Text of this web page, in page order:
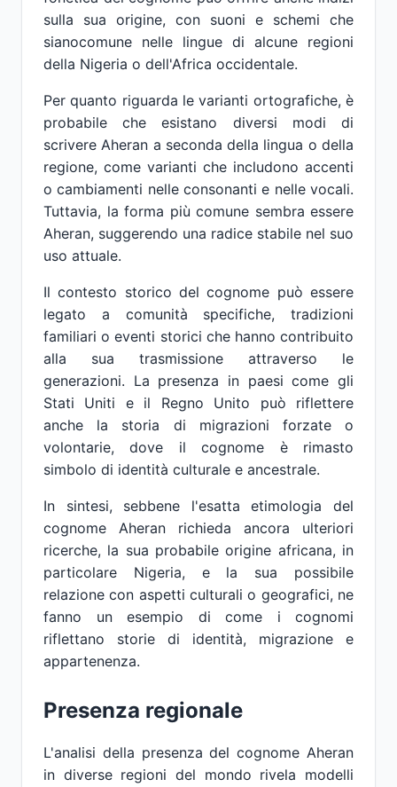
sulla sua origine, con suoni e schemi che
sianocomune nelle lingue di alcune regioni
della Nigeria o dell'Africa occidentale.
Per quanto riguarda le varianti ortografiche, è
probabile che esistano diversi modi di
scrivere Aheran a seconda della lingua o della
regione, come varianti che includono accenti
o cambiamenti nelle consonanti e nelle vocali.
Tuttavia, la forma più comune sembra essere
Aheran, suggerendo una radice stabile nel suo
uso attuale.
Il contesto storico del cognome può essere
legato a comunità specifiche, tradizioni
familiari o eventi storici che hanno contribuito
alla sua trasmissione attraverso le
generazioni. La presenza in paesi come gli
Stati Uniti e il Regno Unito può riflettere
anche la storia di migrazioni forzate o
volontarie, dove il cognome è rimasto
simbolo di identità culturale e ancestrale.
In sintesi, sebbene l'esatta etimologia del
cognome Aheran richieda ancora ulteriori
ricerche, la sua probabile origine africana, in
particolare Nigeria, e la sua possibile
relazione con aspetti culturali o geografici, ne
fanno un esempio di come i cognomi
riflettano storie di identità, migrazione e
appartenenza.
Presenza regionale
L'analisi della presenza del cognome Aheran
in diverse regioni del mondo rivela modelli